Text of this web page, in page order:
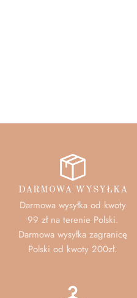
DARMOWA WYSYŁKA
Darmowa wysyłka od kwoty
99 zł na terenie Polski.
Darmowa wysyłka zagranicę
Polski od kwoty 200zł.